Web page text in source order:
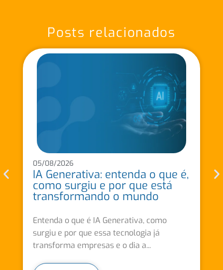
Posts relacionados
05/08/2026
IA Generativa: entenda o que é,
como surgiu e por que está
transformando o mundo
Entenda o que é IA Generativa, como
surgiu e por que essa tecnologia já
transforma empresas e o dia a...